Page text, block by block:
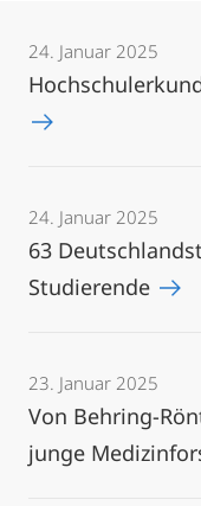
24. Januar 2025
24. Januar 2025
63
Studierende
23. Januar 2025
Von Behring-
junge